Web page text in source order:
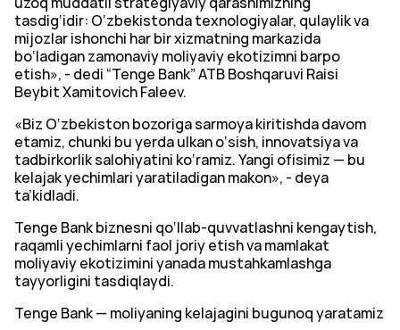
tasdig‘idir: O‘zbekistonda texnologiyalar, qulaylik va
mijozlar ishonchi har bir xizmatning markazida
bo‘ladigan zamonaviy moliyaviy ekotizimni barpo
etish», - dedi “Tenge Bank” ATB Boshqaruvi Raisi
Beybit Xamitovich Faleev.
«Biz O‘zbekiston bozoriga sarmoya kiritishda davom
etamiz, chunki bu yerda ulkan o‘sish, innovatsiya va
tadbirkorlik salohiyatini ko‘ramiz. Yangi ofisimiz — bu
kelajak yechimlari yaratiladigan makon», - deya
ta’kidladi.
Tenge Bank biznesni qo‘llab-quvvatlashni kengaytish,
raqamli yechimlarni faol joriy etish va mamlakat
moliyaviy ekotizimini yanada mustahkamlashga
tayyorligini tasdiqlaydi.
Tenge Bank — moliyaning kelajagini bugunoq yaratamiz